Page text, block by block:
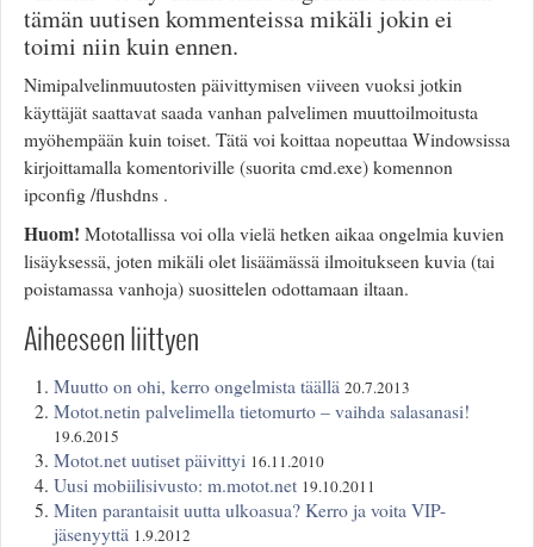
Valitse paikkakunta
Helsingin sää
Tampereen sää
Turun sää
Oulun sää
Kuopion sää
Rovaniemen sää
VIP-jäsenyys
Paidat ja vaatteet
Suunnittele oma paita
Mainostus
Palaute
Kevytversio
tämän uutisen kommenteissa mikäli jokin ei
toimi niin kuin ennen.
Nimipalvelinmuutosten päivittymisen viiveen vuoksi jotkin
käyttäjät saattavat saada vanhan palvelimen muuttoilmoitusta
myöhempään kuin toiset. Tätä voi koittaa nopeuttaa Windowsissa
kirjoittamalla komentoriville (suorita cmd.exe) komennon
ipconfig /flushdns .
Huom! Mototallissa voi olla vielä hetken aikaa ongelmia kuvien
lisäyksessä, joten mikäli olet lisäämässä ilmoitukseen kuvia (tai
poistamassa vanhoja) suosittelen odottamaan iltaan.
Aiheeseen liittyen
Muutto on ohi, kerro ongelmista täällä 20.7.2013
Motot.netin palvelimella tietomurto – vaihda salasanasi!
19.6.2015
Motot.net uutiset päivittyi 16.11.2010
Uusi mobiilisivusto: m.motot.net 19.10.2011
Miten parantaisit uutta ulkoasua? Kerro ja voita VIP-
jäsenyyttä 1.9.2012